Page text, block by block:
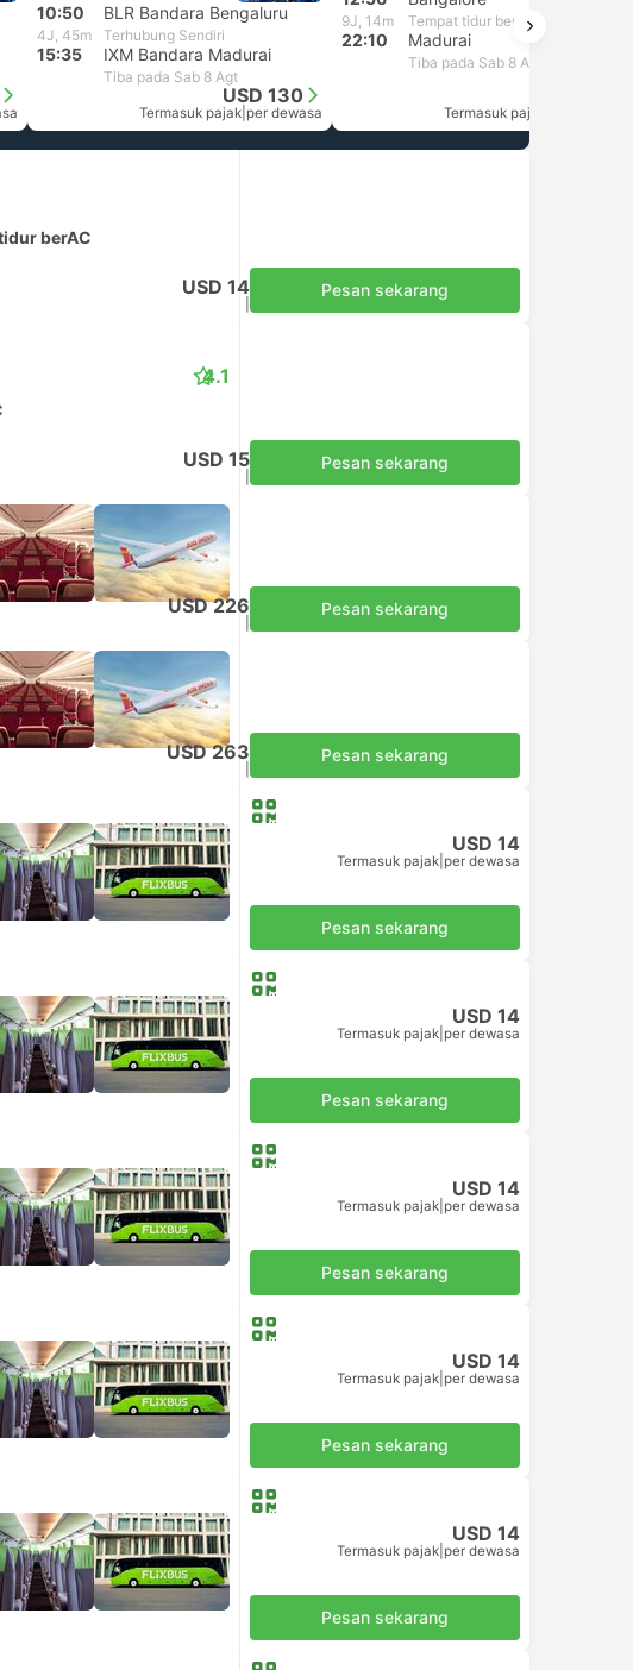
10:50 BLR Bandara Bengaluru
4J, 45m Terhubung Sendiri
15:35 IXM Bandara Madurai
Tiba pada Sab 8 Agt
USD 130
Termasuk pajak per dewasa
9J, 14m
22:10 Madurai
Tiba pada Sab 8 Agt
Termasuk pajak
berAC
USD 14 Pesan sekarang
4.1
USD 15 Pesan sekarang
Terhubung Sendiri
USD 226 Pesan sekarang
Terhubung Sendiri
USD 263 Pesan sekarang
USD 14
Termasuk pajak per dewasa
Pesan sekarang
USD 14
Termasuk pajak per dewasa
Pesan sekarang
USD 14
Termasuk pajak per dewasa
Pesan sekarang
USD 14
Termasuk pajak per dewasa
Pesan sekarang
USD 14
Termasuk pajak per dewasa
Pesan sekarang